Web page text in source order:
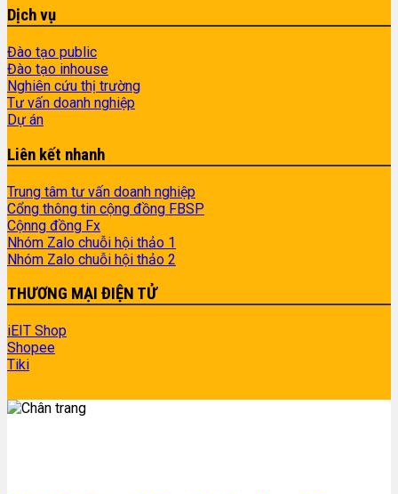
Dịch vụ
Đào tạo public
Đào tạo inhouse
Nghiên cứu thị trường
Tư vấn doanh nghiệp
Dự án
Liên kết nhanh
Trung tâm tư vấn doanh nghiệp
Cổng thông tin cộng đồng FBSP
Cộnng đồng Fx
Nhóm Zalo chuỗi hội thảo 1
Nhóm Zalo chuỗi hội thảo 2
THƯƠNG MẠI ĐIỆN TỬ
iEIT Shop
Shopee
Tiki